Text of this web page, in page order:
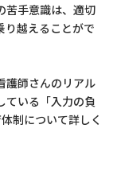
苦手意識は、適切
り越えることがで
護師さんのリアル
ている「入力の負
制について詳しく